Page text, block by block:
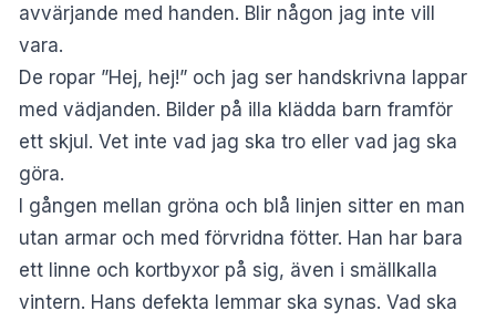
avvärjande med handen. Blir någon jag inte vill
vara.
De ropar ”Hej, hej!” och jag ser handskrivna lappar
med vädjanden. Bilder på illa klädda barn framför
ett skjul. Vet inte vad jag ska tro eller vad jag ska
göra.
I gången mellan gröna och blå linjen sitter en man
utan armar och med förvridna fötter. Han har bara
ett linne och kortbyxor på sig, även i smällkalla
vintern. Hans defekta lemmar ska synas. Vad ska